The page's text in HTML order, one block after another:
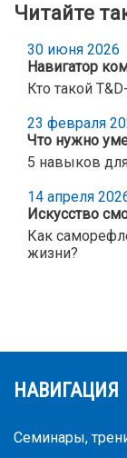
Читайте
30 июня 2026
Навигатор
Кто такой
23 февраля
Что нужно
5 навыков
14 апреля
Искусство
Как
жизни?
НАВИГАЦИЯ
Семинары,